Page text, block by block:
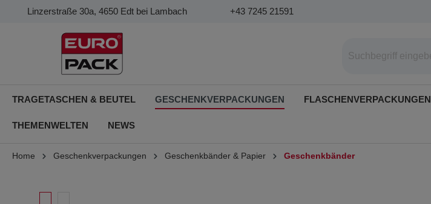
Linzerstraße 30a, 4650 Edt bei Lambach +43 7245 21591
TRAGETASCHEN & BEUTEL GESCHENKVERPACKUNGEN FLASCHENVERPACKUNGEN
THEMENWELTEN NEWS
Home Geschenkverpackungen Geschenkbänder & Papier Geschenkbänder